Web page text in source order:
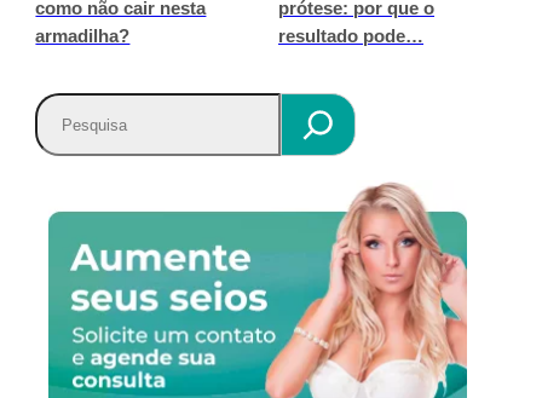
como não cair nesta
armadilha?
prótese: por que o
resultado pode…
P
e